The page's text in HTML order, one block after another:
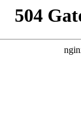
504